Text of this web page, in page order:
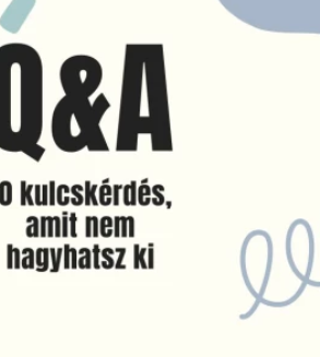
ELOLVASOM